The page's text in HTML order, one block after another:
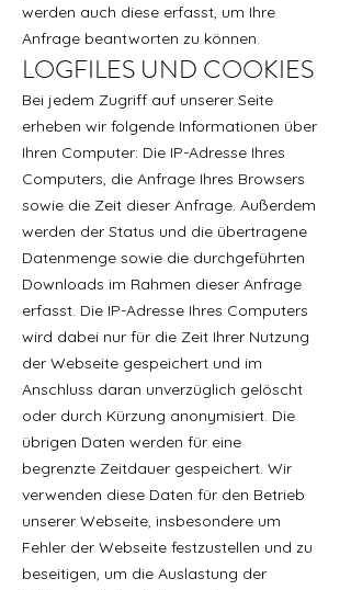
werden auch diese erfasst, um Ihre
Anfrage beantworten zu können.
LOGFILES UND COOKIES
Bei jedem Zugriff auf unserer Seite
erheben wir folgende Informationen über
Ihren Computer: Die IP-Adresse Ihres
Computers, die Anfrage Ihres Browsers
sowie die Zeit dieser Anfrage. Außerdem
werden der Status und die übertragene
Datenmenge sowie die durchgeführten
Downloads im Rahmen dieser Anfrage
erfasst. Die IP-Adresse Ihres Computers
wird dabei nur für die Zeit Ihrer Nutzung
der Webseite gespeichert und im
Anschluss daran unverzüglich gelöscht
oder durch Kürzung anonymisiert. Die
übrigen Daten werden für eine
begrenzte Zeitdauer gespeichert. Wir
verwenden diese Daten für den Betrieb
unserer Webseite, insbesondere um
Fehler der Webseite festzustellen und zu
beseitigen, um die Auslastung der